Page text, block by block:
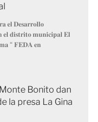
𝐞𝐥 𝐃𝐞𝐬𝐚𝐫𝐫𝐨𝐥𝐥𝐨
𝐝𝐢𝐬𝐭𝐫𝐢𝐭𝐨 𝐦𝐮𝐧𝐢𝐜𝐢𝐩𝐚𝐥 𝐄𝐥
“ 𝐅𝐄𝐃𝐀 𝐞𝐧
Bonito dan
la presa La Gina